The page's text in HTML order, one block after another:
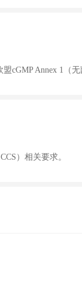
cGMP Annex 1（
）相关要求。